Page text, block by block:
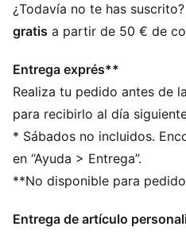
Puntera redondeada
Con cordones
Detalles de la marca PUMA
¿Todavía no te has
gratis a partir de 50 € de
Entrega exprés**
Realiza tu pedido antes de
para recibirlo al día
* Sábados no incluidos.
en “Ayuda > Entrega”.
**No disponible para
Entrega de artículo